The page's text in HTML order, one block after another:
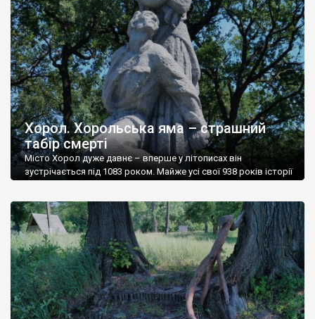
[…]
Хорол. Хорольська яма – страшний
табір смерті
Місто Хорол дуже давнє – вперше у літописах він
зустрічається під 1083 роком. Майже усі свої 938 років історії
Він ніколи не піднімався вище рівня сотенного містечка, але
ніколи не опускався до рівня села. От і зараз тут мешкає […]